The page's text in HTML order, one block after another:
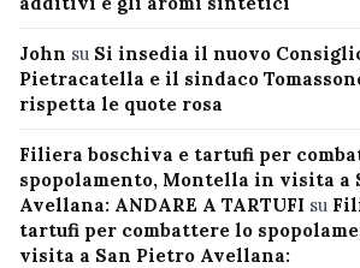
John su Si insedia il nuovo
Pietracatella e il sindaco
rispetta le quote rosa
Filiera boschiva e tartufi per
spopolamento, Montella in visita a
Avellana: ANDARE A TARTUFI su
tartufi per combattere lo
visita a San Pietro Avellana: